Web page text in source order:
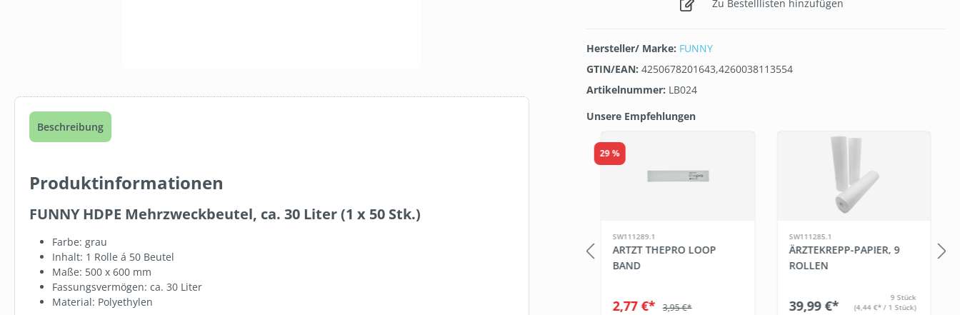
Beschreibung
Produktinformationen
FUNNY HDPE Mehrzweckbeutel, ca. 30 Liter (1 x 50 Stk.)
Farbe: grau
Inhalt: 1 Rolle á 50 Beutel
Maße: 500 x 600 mm
Fassungsvermögen: ca. 30 Liter
Material: Polyethylen
Zu Bestelllisten hinzufügen
Hersteller/ Marke: FUNNY
GTIN/EAN: 4250678201643,4260038113554
Artikelnummer: LB024
Unsere Empfehlungen
29 %
SW111289.1
ARTZT THEPRO LOOP
BAND
2,77 €* 3,95 €*
SW111285.1
ÄRZTEKREPP-PAPIER, 9
ROLLEN
39,99 €*
9 Stück
(4,44 €* / 1 Stück)